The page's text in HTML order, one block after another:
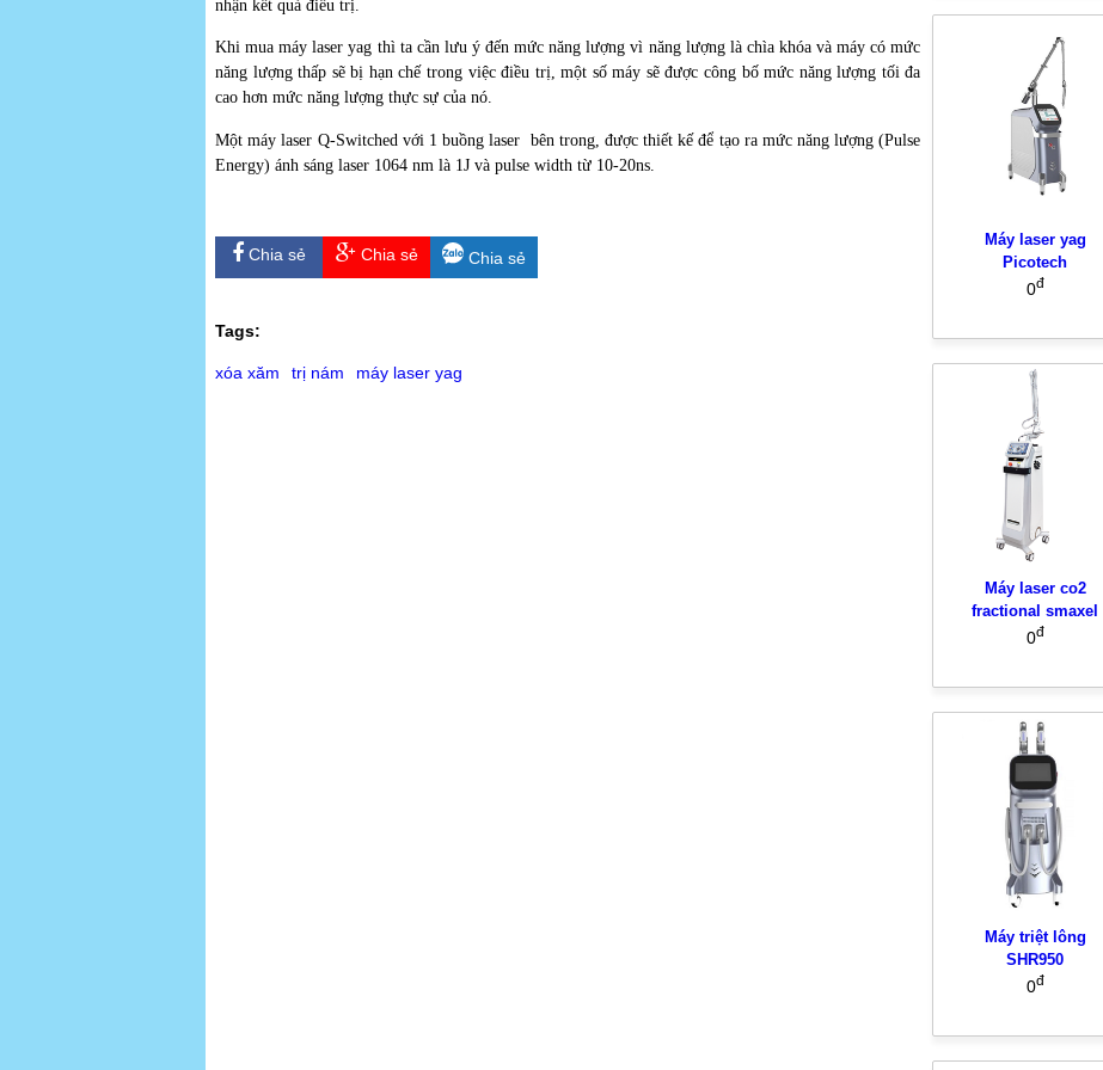
Máy laser yag
Picotech
0đ
Máy laser co2
fractional smaxel
0đ
Máy triệt lông
SHR950
0đ
nhận kết quả điều trị.
Khi mua máy laser yag thì ta cần lưu ý đến mức năng lượng vì năng lượng là chìa khóa và máy có mức
năng lượng thấp sẽ bị hạn chế trong việc điều trị, một số máy sẽ được công bố mức năng lượng tối đa
cao hơn mức năng lượng thực sự của nó.
Một máy laser Q-Switched với 1 buồng laser bên trong, được thiết kế để tạo ra mức năng lượng (Pulse
Energy) ánh sáng laser 1064 nm là 1J và pulse width từ 10-20ns.
Chia sẻ Chia sẻ Chia sẻ
Tags:
xóa xăm trị nám máy laser yag